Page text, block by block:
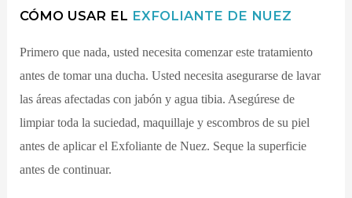
CÓMO USAR EL EXFOLIANTE DE NUEZ
Primero que nada, usted necesita comenzar este tratamiento
antes de tomar una ducha. Usted necesita asegurarse de lavar
las áreas afectadas con jabón y agua tibia. Asegúrese de
limpiar toda la suciedad, maquillaje y escombros de su piel
antes de aplicar el Exfoliante de Nuez. Seque la superficie
antes de continuar.